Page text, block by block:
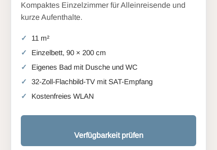
Kompaktes Einzelzimmer für Alleinreisende und
kurze Aufenthalte.
11 m²
Einzelbett, 90 × 200 cm
Eigenes Bad mit Dusche und WC
32-Zoll-Flachbild-TV mit SAT-Empfang
Kostenfreies WLAN
Verfügbarkeit prüfen